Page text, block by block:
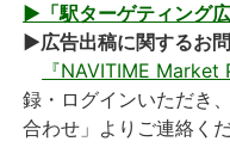
▶「駅ターゲティング
▶広告出稿に関するお
『NAVITIME Market
録・ログインいただき
合わせ」よりご連絡くだ